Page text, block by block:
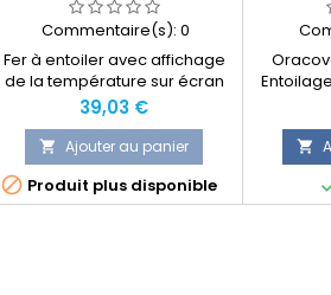
Commentaire(s): 0
Fer à entoiler avec affichage
de la température sur écran
LCD
Prix
39,03 €
 Ajouter au panier
 Produit plus disponible
de
avec fer
